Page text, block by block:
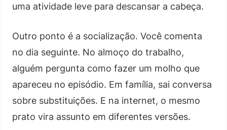
uma atividade leve para descansar a cabeça.
Outro ponto é a socialização. Você comenta
no dia seguinte. No almoço do trabalho,
alguém pergunta como fazer um molho que
apareceu no episódio. Em família, sai conversa
sobre substituições. E na internet, o mesmo
prato vira assunto em diferentes versões.